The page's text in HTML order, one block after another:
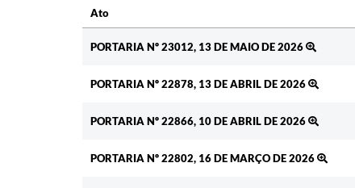
Ato
PORTARIA Nº 23012, 13 DE MAIO DE 2026
PORTARIA Nº 22878, 13 DE ABRIL DE 2026
PORTARIA Nº 22866, 10 DE ABRIL DE 2026
PORTARIA Nº 22802, 16 DE MARÇO DE 2026